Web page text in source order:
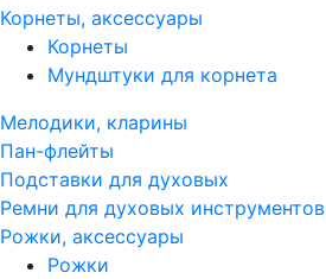
Корнеты, аксессуары
Корнеты
Мундштуки для корнета
Мелодики, кларины
Пан-флейты
Подставки для духовых
Ремни для духовых инструментов
Рожки, аксессуары
Рожки